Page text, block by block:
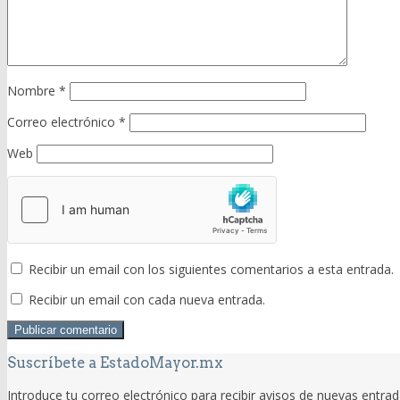
Nombre *
Correo electrónico *
Web
Recibir un email con los siguientes comentarios a esta entrada.
Recibir un email con cada nueva entrada.
Suscríbete a EstadoMayor.mx
Introduce tu correo electrónico para recibir avisos de nuevas